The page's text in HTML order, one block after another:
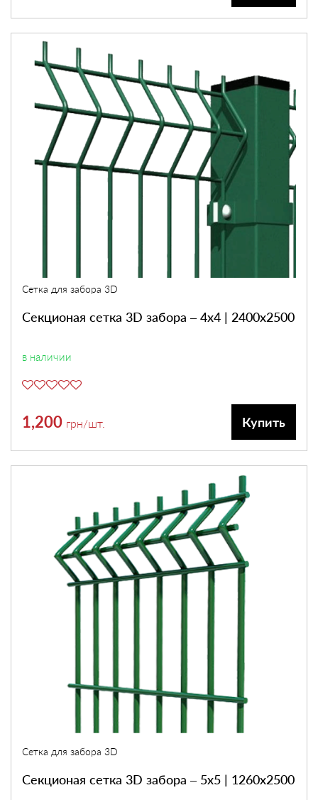
Сетка для забора 3D
Секционая сетка 3D забора – 4х4 | 2400х2500
в наличии
1,200 грн/шт. Купить
Сетка для забора 3D
Секционая сетка 3D забора – 5х5 | 1260х2500